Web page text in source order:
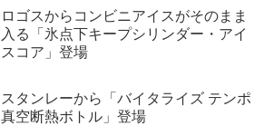
ロゴスからコンビニアイスがそのまま
入る「氷点下キープシリンダー・アイ
スコア」登場
スタンレーから「バイタライズ テンポ
真空断熱ボトル」登場